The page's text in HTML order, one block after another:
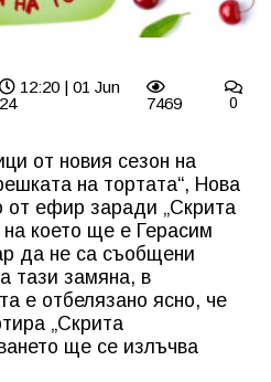
12:20 | 01 Jun
24
7469 0
от новия сезон на
на тортата“, Нова
от ефир заради „Скрита
което ще е Герасим
да не са съобщени
тази замяна, в
е отбелязано ясно, че
„Скрита
ще се излъчва